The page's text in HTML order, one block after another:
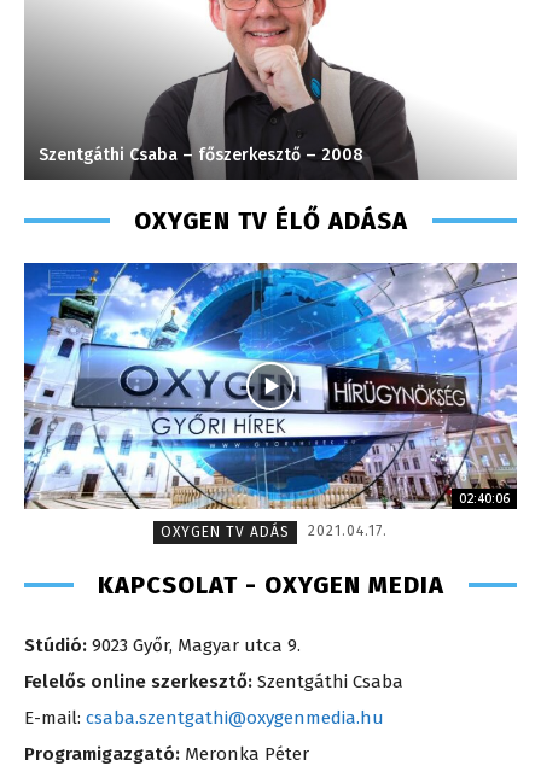
Szentgáthi Csaba – főszerkesztő – 2008
OXYGEN TV ÉLŐ ADÁSA
02:40:06
OXYGEN TV ADÁS
2021.04.17.
KAPCSOLAT - OXYGEN MEDIA
Stúdió: 9023 Győr, Magyar utca 9.
Felelős online szerkesztő: Szentgáthi Csaba
E-mail: csaba.szentgathi@oxygenmedia.hu
Programigazgató: Meronka Péter